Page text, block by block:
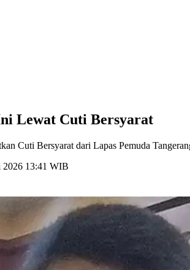
Lewat Cuti Bersyarat
Cuti Bersyarat dari Lapas Pemuda
2026 13:41 WIB